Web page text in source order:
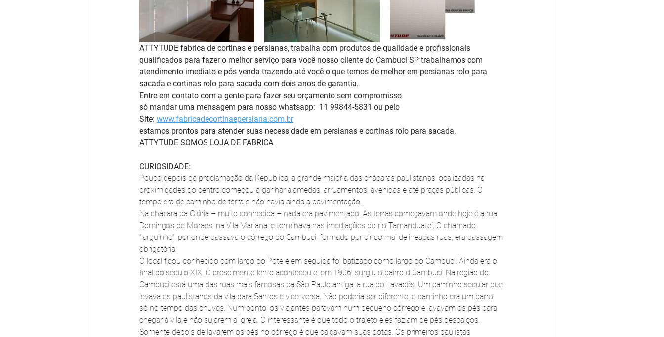
ATTYTUDE fabrica de cortinas e persianas, trabalha com produtos de qualidade e profissionais
qualificados para fazer o melhor serviço para você nosso cliente do Cambuci SP trabalhamos com
atendimento imediato e pós venda trazendo até você o que temos de melhor em persianas rolo para
sacada e cortinas rolo para sacada com dois anos de garantia.
Entre em contato com a gente para fazer seu orçamento sem compromisso
só mandar uma mensagem para nosso whatsapp:  11 99844-5831 ou pelo
Site: www.fabricadecortinaepersiana.com.br
estamos prontos para atender suas necessidade em persianas e cortinas rolo para sacada.
ATTYTUDE SOMOS LOJA DE FABRICA
CURIOSIDADE:
Pouco depois da proclamação da Republica, a grande maioria das chácaras paulistanas localizadas na
proximidades do centro começou a ganhar alamedas, arruamentos, avenidas e até praças públicas. O
tempo era de caminho de terra e não havia ainda a pavimentação.
Na chácara da Glória – muito conhecida – nada era pavimentado. As terras começavam onde hoje é a rua
Domingos de Moraes, na Vila Mariana, e terminava nas imediações do rio Tamanduateí. O chamado
“larguinho”, por onde passava o córrego do Cambuci, formado por cinco mal delineadas ruas, era passagem
obrigatória.
O local ficou conhecido com largo do Pote e em seguida foi batizado como largo do Cambuci. Ainda era o
final do século XIX. O crescimento lento aconteceu e, em 1906, surgiu o bairro d Cambuci. Na região do
Cambuci está uma das ruas mais famosas da São Paulo antiga: a rua do Lavapés. Um caminho secular que
levava os paulistanos da vila para Santos e vice-versa. Não poderia ser diferente: o caminho era um barro
só no tempo das chuvas. Num ponto, os viajantes paravam num pequeno córrego e lavavam os pés para
chegar à vila e não sujarem a igreja. O interessante é que todo o trajeto eles faziam de pés descalços.
Somente depois de lavarem os pés no córrego é que calçavam suas botas. Os primeiros paulistas